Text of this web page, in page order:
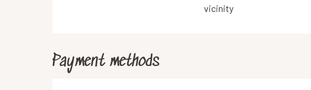
vicinity
Payment methods